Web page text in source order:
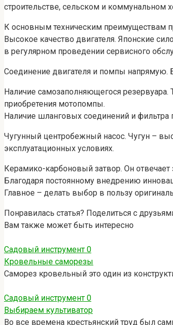
строительстве, сельском и коммунальном
К основным техническим преимуществам
Высокое качество двигателя. Японские
в регулярном проведении сервисного
Соединение двигателя и помпы напрямую.
Наличие самозаполняющегося резервуара.
приобретения мотопомпы.
Наличие шланговых соединений и фильтра
Чугунный центробежный насос. Чугун –
эксплуатационных условиях.
Керамико-карбоновый затвор. Он
Благодаря постоянному внедрению
Главное – делать выбор в пользу
Понравилась статья? Поделиться с
Вам также может быть интересно
Садовый инструмент 0
Кровельные саморезы
Саморез кровельный это один из
Садовый инструмент 0
Выбираем культиватор
Во все времена крестьянский труд был